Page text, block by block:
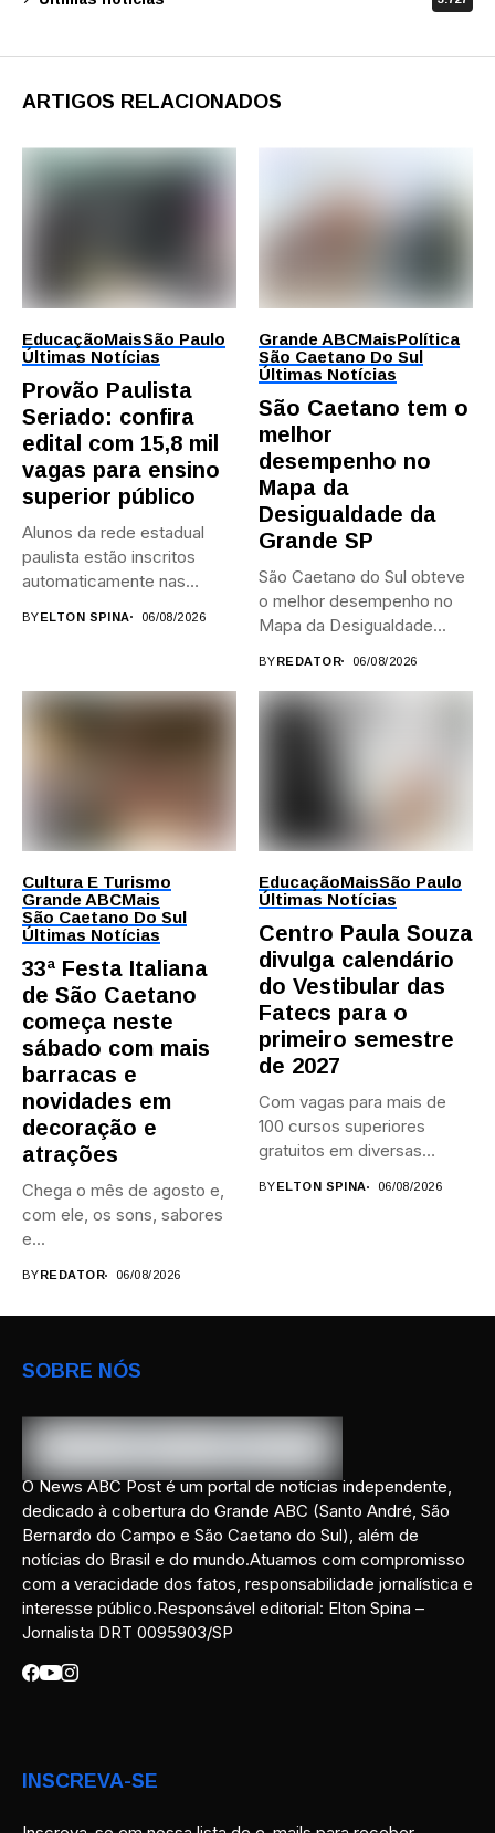
ARTIGOS RELACIONADOS
EducaçãoMaisSão Paulo
Últimas Notícias
Provão Paulista
Seriado: confira
edital com 15,8 mil
vagas para ensino
superior público
Alunos da rede estadual
paulista estão inscritos
automaticamente nas
BYELTON SPINA 06/08/2026
Grande ABCMaisPolítica
São Caetano Do Sul
Últimas Notícias
São Caetano tem o
melhor
desempenho no
Mapa da
Desigualdade da
Grande SP
São Caetano do Sul obteve
o melhor desempenho no
Mapa da Desigualdade...
BYREDATOR 06/08/2026
Cultura E Turismo
Grande ABCMais
São Caetano Do Sul
Últimas Notícias
33ª Festa Italiana
de São Caetano
começa neste
sábado com mais
barracas e
novidades em
decoração e
atrações
Chega o mês de agosto e,
com ele, os sons, sabores
e...
BY REDATOR 06/08/2026
EducaçãoMaisSão Paulo
Últimas Notícias
Centro Paula Souza
divulga calendário
do Vestibular das
Fatecs para o
primeiro semestre
de 2027
Com vagas para mais de
100 cursos superiores
gratuitos em diversas
BY ELTON SPINA 06/08/2026
SOBRE NÓS
O News ABC Post é um portal de notícias independente,
dedicado à cobertura do Grande ABC (Santo André, São
Bernardo do Campo e São Caetano do Sul), além de
notícias do Brasil e do mundo.Atuamos com compromisso
com a veracidade dos fatos, responsabilidade jornalística e
interesse público.Responsável editorial: Elton Spina –
Jornalista DRT 0095903/SP
INSCREVA-SE